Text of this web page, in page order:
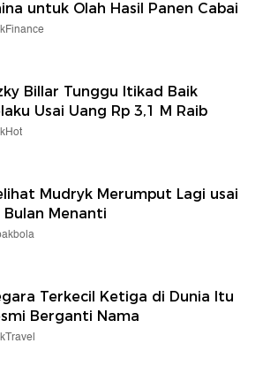
untuk Olah Hasil Panen Cabai
Billar Tunggu Itikad Baik
Usai Uang Rp 3,1 M Raib
Mudryk Merumput Lagi usai
Bulan Menanti
Terkecil Ketiga di Dunia Itu
Berganti Nama